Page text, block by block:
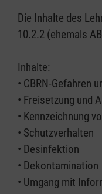
Die Inhalte des
10.2.2 (ehemals
Inhalte:
• CBRN-Gefahren
• Freisetzung und
• Kennzeichnung
• Schutzverhalten
• Desinfektion
• Dekontamination
• Umgang mit